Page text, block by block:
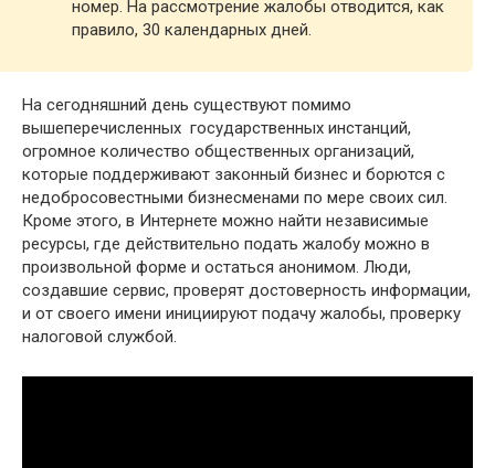
номер. На рассмотрение жалобы отводится, как
правило, 30 календарных дней.
На сегодняшний день существуют помимо
вышеперечисленных государственных инстанций,
огромное количество общественных организаций,
которые поддерживают законный бизнес и борются с
недобросовестными бизнесменами по мере своих сил.
Кроме этого, в Интернете можно найти независимые
ресурсы, где действительно подать жалобу можно в
произвольной форме и остаться анонимом. Люди,
создавшие сервис, проверят достоверность информации,
и от своего имени инициируют подачу жалобы, проверку
налоговой службой.